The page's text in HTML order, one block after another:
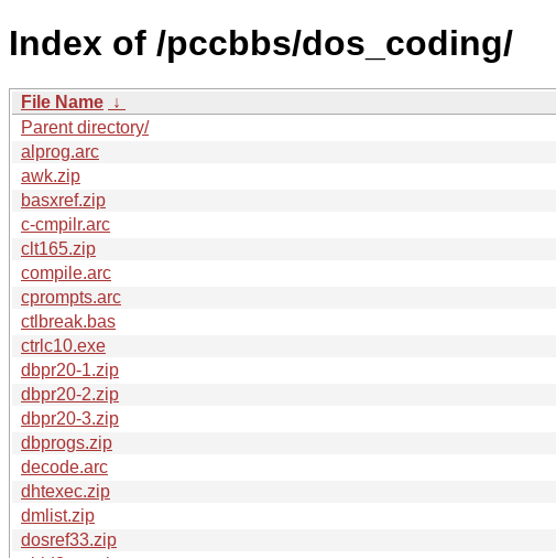
Index of /pccbbs/dos_coding/
File Name ↓
Parent directory/
alprog.arc
awk.zip
basxref.zip
c-cmpilr.arc
clt165.zip
compile.arc
cprompts.arc
ctlbreak.bas
ctrlc10.exe
dbpr20-1.zip
dbpr20-2.zip
dbpr20-3.zip
dbprogs.zip
decode.arc
dhtexec.zip
dmlist.zip
dosref33.zip